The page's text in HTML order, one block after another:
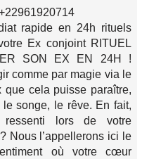
rapide en 24h rituels
Ex conjoint RITUEL
SON EX EN 24H !
comme par magie via le
que cela puisse paraître,
le songe, le rêve. En fait,
ressenti lors de votre
Nous l’appellerons ici le
où votre cœur